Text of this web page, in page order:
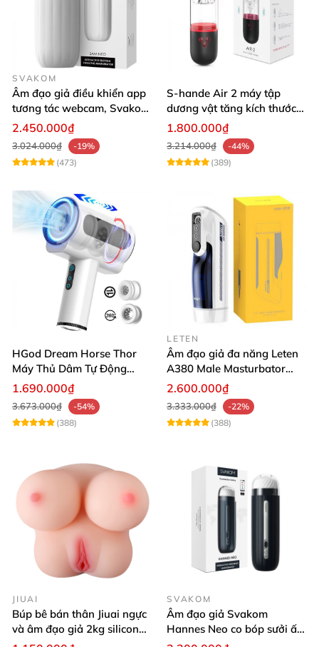
SVAKOM
Âm đạo giả điều khiển app
tương tác webcam, Svakom
Sam Neo
2.450.000₫
3.024.000₫
-19%
(473)
S-hande Air 2 máy tập
dương vật tăng kích thước
tự động cao cấp
1.800.000₫
3.214.000₫
-44%
(389)
HGod Dream Horse Thor
Máy Thủ Dâm Tự Động
Rung Thụt Xoay 360 Độ
1.690.000₫
3.673.000₫
-54%
(388)
LETEN
Âm đạo giả đa năng Leten
A380 Male Masturbator
Version 4
2.600.000₫
3.333.000₫
-22%
(388)
JIUAI
Búp bê bán thân Jiuai ngực
và âm đạo giả 2kg silicon
nguyên khối cao cấp
SVAKOM
Âm đạo giả Svakom
Hannes Neo co bóp sưởi ấm
tiện lợi điều khiển app